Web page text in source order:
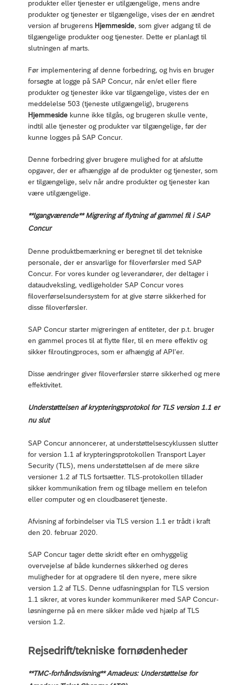
produkter eller tjenester er utilgængelige, mens andre
produkter og tjenester er tilgængelige, vises der en ændret
version af brugerens Hjemmeside, som giver adgang til de
tilgængelige produkter oog tjenester. Dette er planlagt til
slutningen af marts.
Før implementering af denne forbedring, og hvis en bruger
forsøgte at logge på SAP Concur, når en/et eller flere
produkter og tjenester ikke var tilgængelige, vistes der en
meddelelse 503 (tjeneste utilgængelig), brugerens
Hjemmeside kunne ikke tilgås, og brugeren skulle vente,
indtil alle tjenester og produkter var tilgængelige, før der
kunne logges på SAP Concur.
Denne forbedring giver brugere mulighed for at afslutte
opgaver, der er afhængige af de produkter og tjenester, som
er tilgængelige, selv når andre produkter og tjenester kan
være utilgængelige.
**Igangværende** Migrering af flytning af gammel fil i SAP
Concur
Denne produktbemærkning er beregnet til det tekniske
personale, der er ansvarlige for filoverførsler med SAP
Concur. For vores kunder og leverandører, der deltager i
dataudveksling, vedligeholder SAP Concur vores
filoverførselsundersystem for at give større sikkerhed for
disse filoverførsler.
SAP Concur starter migreringen af entiteter, der p.t. bruger
en gammel proces til at flytte filer, til en mere effektiv og
sikker filroutingproces, som er afhængig af API'er.
Disse ændringer giver filoverførsler større sikkerhed og mere
effektivitet.
Understøttelsen af krypteringsprotokol for TLS version 1.1 er
nu slut
SAP Concur annoncerer, at understøttelsescyklussen slutter
for version 1.1 af krypteringsprotokollen Transport Layer
Security (TLS), mens understøttelsen af de mere sikre
versioner 1.2 af TLS fortsætter. TLS-protokollen tillader
sikker kommunikation frem og tilbage mellem en telefon
eller computer og en cloudbaseret tjeneste.
Afvisning af forbindelser via TLS version 1.1 er trådt i kraft
den 20. februar 2020.
SAP Concur tager dette skridt efter en omhyggelig
overvejelse af både kundernes sikkerhed og deres
muligheder for at opgradere til den nyere, mere sikre
version 1.2 af TLS. Denne udfasningsplan for TLS version
1.1 sikrer, at vores kunder kommunikerer med SAP Concur-
løsningerne på en mere sikker måde ved hjælp af TLS
version 1.2.
Rejsedrift/tekniske fornødenheder
**TMC-forhåndsvisning** Amadeus: Understøttelse for